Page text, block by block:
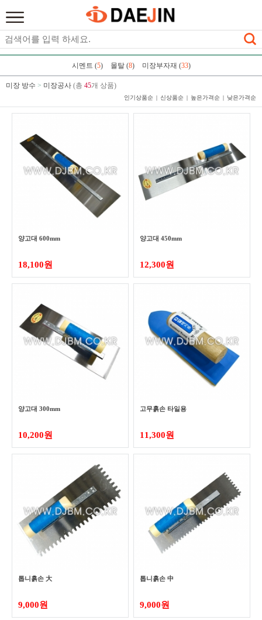
시멘트 (5) 몰탈 (8) 미장부자재 (33)
미장 방수 > 미장공사 (총 45개 상품)
인기상품순 신상품순 높은가격순 낮은가격순
양고대 600mm
18,100원
양고대 450mm
12,300원
양고대 300mm
10,200원
고무흙손 타일용
11,300원
톱니흙손 大
9,000원
톱니흙손 中
9,000원